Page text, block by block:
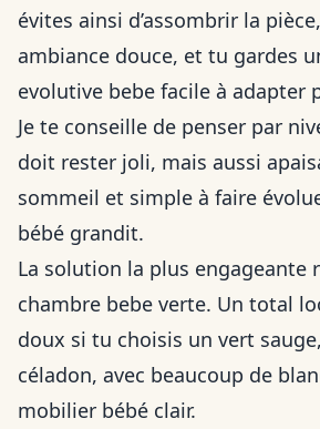
évites ainsi d’assombrir la
ambiance douce, et tu gardes
evolutive bebe facile à adapter
Je te conseille de penser par
doit rester joli, mais aussi
sommeil et simple à faire
bébé grandit.
La solution la plus engageante
chambre bebe verte. Un total
doux si tu choisis un vert
céladon, avec beaucoup de
mobilier bébé clair.